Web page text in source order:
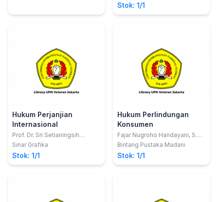
Stok: 1/1
Hukum Perjanjian
Internasional
Prof. Dr. Sri Setianingsih
Suwardi, S.H., M.H. Dan Dr. Ida
Sinar Grafika
Stok: 1/1
Hukum Perlindungan
Konsumen
Fajar Nugroho Handayani, S.H.;
Ahmad Raihan Harahap
Bintang Pustaka Madani
Stok: 1/1